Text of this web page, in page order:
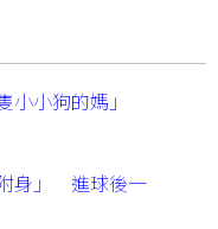
小小狗的媽」
身」 進球後一